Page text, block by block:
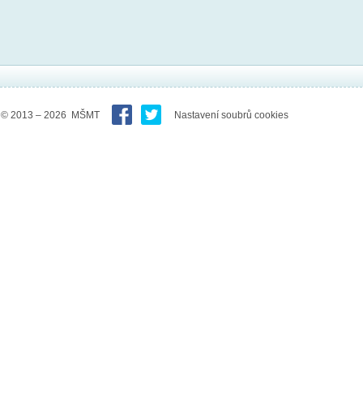
© 2013 – 2026 MŠMT Nastavení soubrů cookies